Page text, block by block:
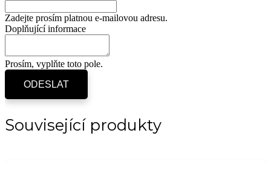
Zadejte prosím platnou e-mailovou adresu.
Doplňující informace
Prosím, vyplňte toto pole.
ODESLAT
Související produkty